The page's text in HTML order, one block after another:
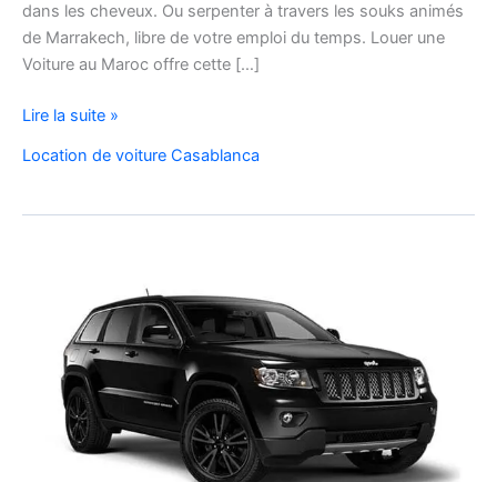
dans les cheveux. Ou serpenter à travers les souks animés
de Marrakech, libre de votre emploi du temps. Louer une
Voiture au Maroc offre cette […]
Louer
Voiture
Maroc
Lire la suite »
Location de voiture Casablanca